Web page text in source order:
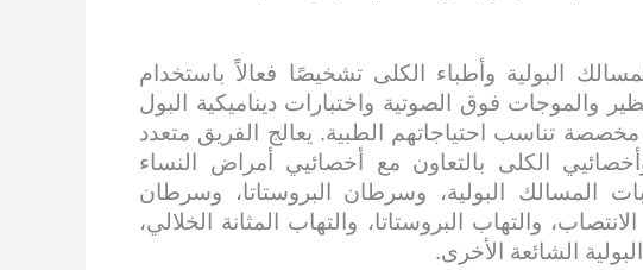
البولية وأطباء الكلى تشخيصًا فعالاً باستخدام
والموجات فوق الصوتية واختبارات ديناميكية البول
تناسب احتياجاتهم الطبية. يعالج الفريق متعدد
الكلى بالتعاون مع أخصائيي أمراض النساء
المسالك البولية، وسرطان البروستاتا، وسرطان
والتهاب البروستاتا، والتهاب المثانة الخلالي،
الشائعة الأخرى.